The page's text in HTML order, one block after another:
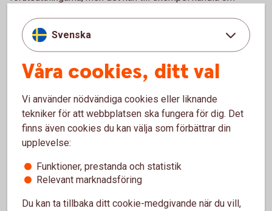
amorteringsbefrielser. Men oavsett hur lösning ser ut blir
den bättre för dig ju tidigare vi kommer in i bilden, säger
Lantbruksspecialister
Prata med bankens lantbruksspecialister. De finns
över hela landet.
Våralantbruksspecialister
Svenska
Våra cookies, ditt val
Vi använder nödvändiga cookies eller liknande
tekniker för att webbplatsen ska fungera för dig. Det
finns även cookies du kan välja som förbättrar din
upplevelse:
Funktioner, prestanda och statistik
Relevant marknadsföring
Du kan ta tillbaka ditt cookie-medgivande när du vill,